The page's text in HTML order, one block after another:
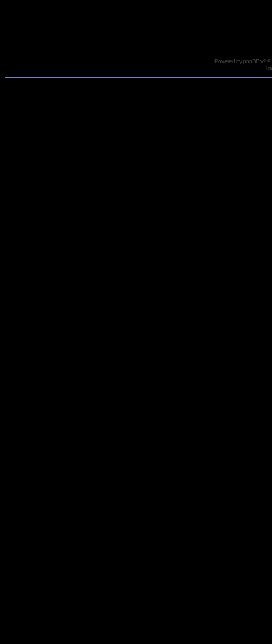
Powered byphpBBv2 ©